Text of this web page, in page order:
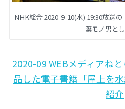
NHK総合 2020-9-10(水) 19:30放送
葉モノ男と
2020-09 WEBメディアね
品した電子書籍「屋上を
紹介